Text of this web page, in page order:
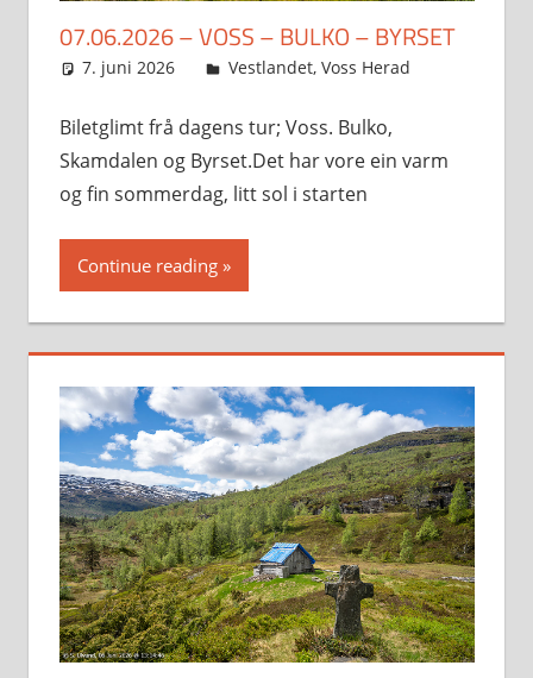
07.06.2026 – VOSS – BULKO – BYRSET
7. juni 2026 Svein
Vestlandet, Voss Herad
Biletglimt frå dagens tur; Voss. Bulko,
Skamdalen og Byrset.Det har vore ein varm
og fin sommerdag, litt sol i starten
Continue reading